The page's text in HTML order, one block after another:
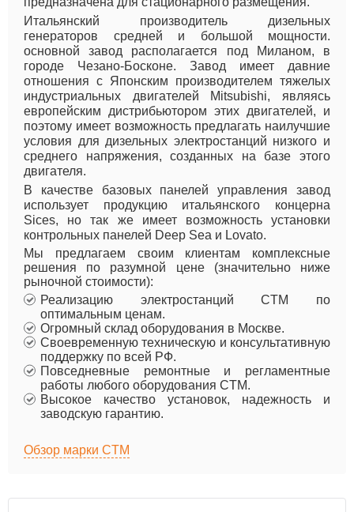
Итальянский производитель дизельных
генераторов средней и большой мощности.
основной завод располагается под Миланом, в
городе Чезано-Босконе. Завод имеет давние
отношения с Японским производителем тяжелых
индустриальных двигателей Mitsubishi, являясь
европейским дистрибьютором этих двигателей, и
поэтому имеет возможность предлагать наилучшие
условия для дизельных электростанций низкого и
среднего напряжения, созданных на базе этого
двигателя.
В качестве базовых панелей управления завод
использует продукцию итальянского концерна
Sices, но так же имеет возможность установки
контрольных панелей Deep Sea и Lovato.
Мы предлагаем своим клиентам комплексные
решения по разумной цене (значительно ниже
рыночной стоимости):
Реализацию электростанций CTM по
оптимальным ценам.
Огромный склад оборудования в Москве.
Своевременную техническую и консультативную
поддержку по всей РФ.
Повседневные ремонтные и регламентные
работы любого оборудования CTM.
Высокое качество установок, надежность и
заводскую гарантию.
Обзор марки CTM